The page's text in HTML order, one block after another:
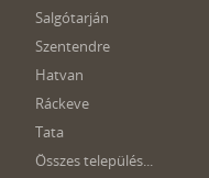
Salgótarján
Szentendre
Hatvan
Ráckeve
Tata
Összes település...